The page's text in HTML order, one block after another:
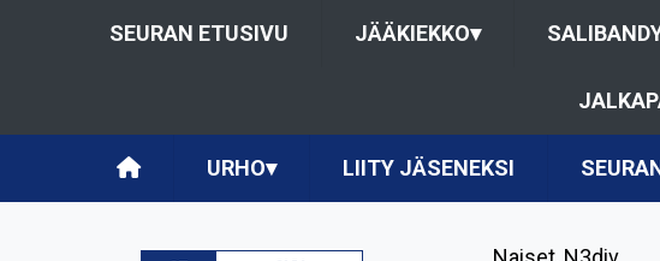
SEURAN ETUSIVU JÄÄKIEKKO▾
URHO▾ LIITY JÄSENEKSI